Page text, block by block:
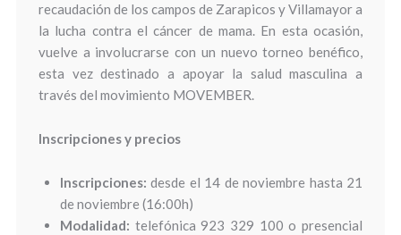
recaudación de los campos de Zarapicos y Villamayor a
la lucha contra el cáncer de mama. En esta ocasión,
vuelve a involucrarse con un nuevo torneo benéfico,
esta vez destinado a apoyar la salud masculina a
través del movimiento MOVEMBER.
Inscripciones y precios
Inscripciones: desde el 14 de noviembre hasta 21
de noviembre (16:00h)
Modalidad: telefónica 923 329 100 o presencial